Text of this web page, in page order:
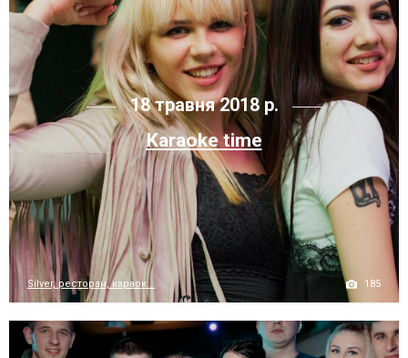
18 травня 2018 р.
Karaoke time
Silver, ресторан, караок... 185